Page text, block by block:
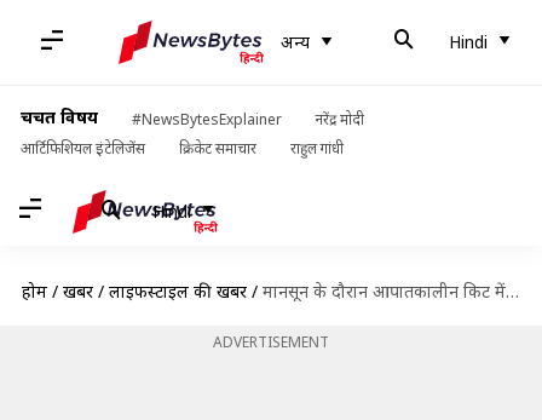
अन्य Hindi
चर्चित विषय #NewsBytesExplainer
नरेंद्र मोदी
आर्टिफिशियल इंटेलिजेंस
क्रिकेट समाचार राहुल गांधी
Hindi
होम / खबरें / लाइफस्टाइल की खबरें / मानसून के दौरान आपातकालीन किट में रखें ये चीजें, आएगीं काम
ADVERTISEMENT